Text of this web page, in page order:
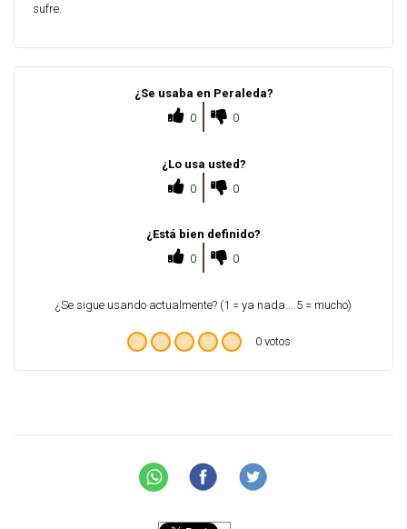
sufre.
¿Se usaba en Peraleda?
0
0
¿Lo usa usted?
0
0
¿Está bien definido?
0
0
¿Se sigue usando actualmente? (1 = ya nada... 5 = mucho)
0 votos